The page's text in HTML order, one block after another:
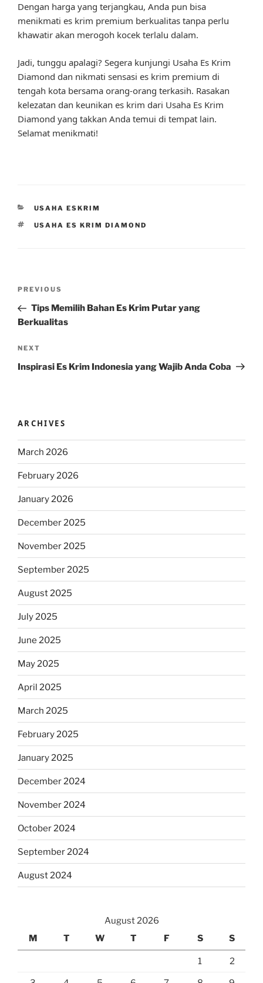
Dengan harga yang terjangkau, Anda pun bisa
menikmati es krim premium berkualitas tanpa perlu
khawatir akan merogoh kocek terlalu dalam.
Jadi, tunggu apalagi? Segera kunjungi Usaha Es Krim
Diamond dan nikmati sensasi es krim premium di
tengah kota bersama orang-orang terkasih. Rasakan
kelezatan dan keunikan es krim dari Usaha Es Krim
Diamond yang takkan Anda temui di tempat lain.
Selamat menikmati!
CATEGORIES
USAHA ESKRIM
TAGS
USAHA ES KRIM DIAMOND
Previous
Post
PREVIOUS
Tips Memilih Bahan Es Krim Putar yang
Berkualitas
Next
Post
NEXT
Inspirasi Es Krim Indonesia yang Wajib Anda Coba
ARCHIVES
March 2026
February 2026
January 2026
December 2025
November 2025
September 2025
August 2025
July 2025
June 2025
May 2025
April 2025
March 2025
February 2025
January 2025
December 2024
November 2024
October 2024
September 2024
August 2024
August 2026
M
T W T F S S
1 2